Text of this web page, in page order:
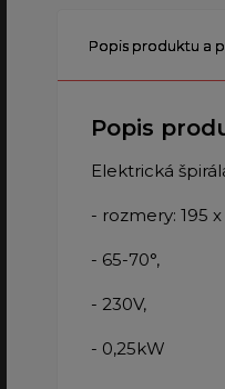
Popis produktu a
Popis
Elektrická
- rozmery: 195
- 65-70°,
- 230V,
- 0,25kW